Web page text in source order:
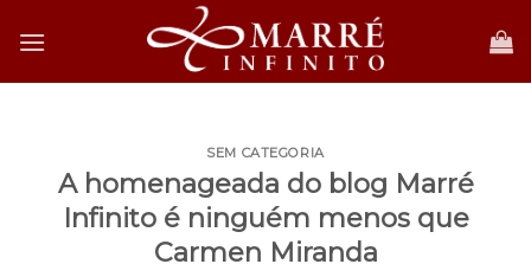
SEM CATEGORIA
A homenageada do blog Marré
Infinito é ninguém menos que
Carmen Miranda